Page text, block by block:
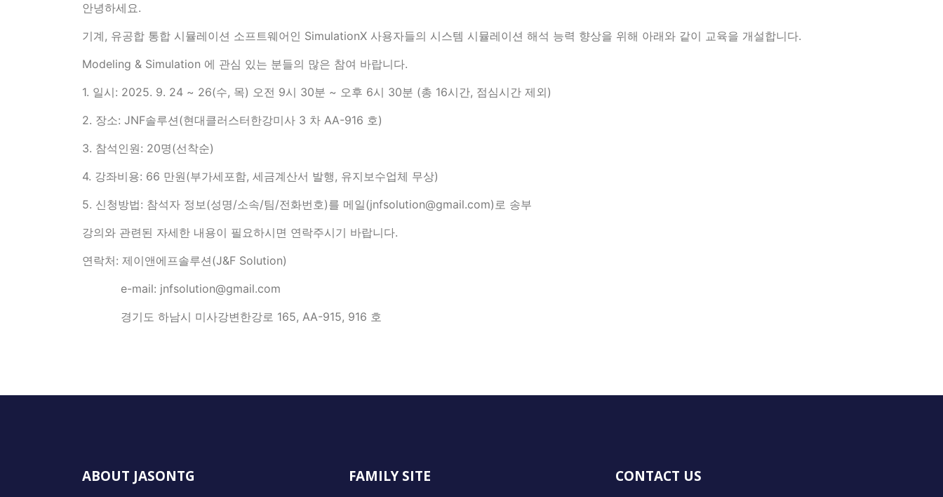
안녕하세요.
기계, 유공합 통합 시뮬레이션 소프트웨어인 SimulationX 사용자들의 시스템 시뮬레이션 해석 능력 향상을 위해 아래와 같이 교육을 개설합니다.
Modeling & Simulation 에 관심 있는 분들의 많은 참여 바랍니다.
1. 일시: 2025. 9. 24 ~ 26(수, 목) 오전 9시 30분 ~ 오후 6시 30분 (총 16시간, 점심시간 제외)
2. 장소: JNF솔루션(현대클러스터한강미사 3 차 AA-916 호)
3. 참석인원: 20명(선착순)
4. 강좌비용: 66 만원(부가세포함, 세금계산서 발행, 유지보수업체 무상)
5. 신청방법: 참석자 정보(성명/소속/팀/전화번호)를 메일(jnfsolution@gmail.com)로 송부
강의와 관련된 자세한 내용이 필요하시면 연락주시기 바랍니다.
연락처: 제이앤에프솔루션(J&F Solution)
e-mail: jnfsolution@gmail.com
경기도 하남시 미사강변한강로 165, AA-915, 916 호
ABOUT JASONTG FAMILY SITE CONTACT US